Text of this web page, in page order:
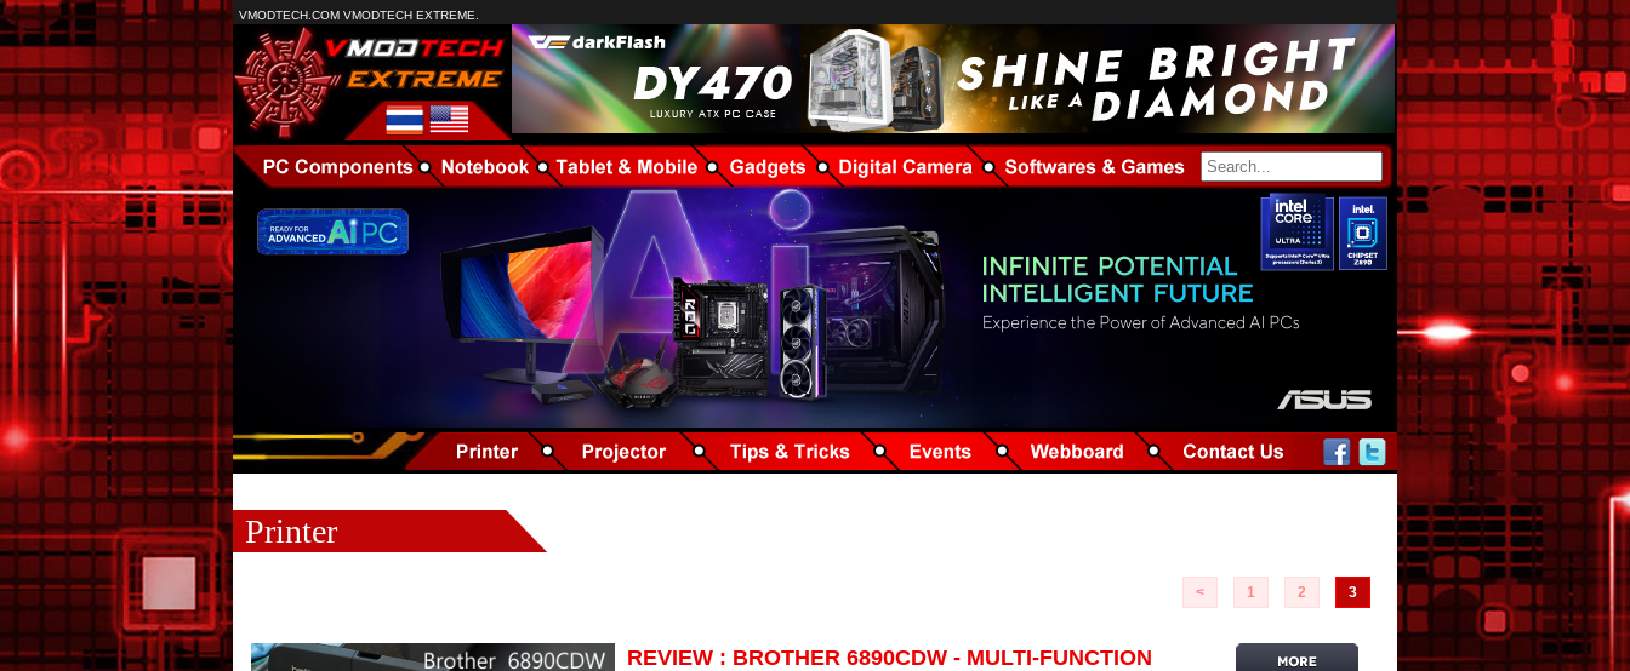
VMODTECH.COM VMODTECH EXTREME.
Printer
< 1 2 3
REVIEW : BROTHER 6890CDW - MULTI-FUNCTION